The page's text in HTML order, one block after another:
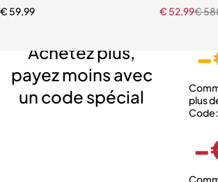
€ 59,99
€
€ 52,99
Achetez plus,
payez moins avec
un code spécial
-
plus
Code:
-